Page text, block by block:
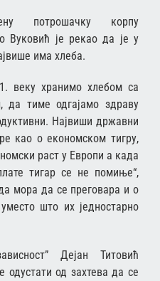
потрошачку корпу
Вуковић је рекао да је у
има хлеба.
веку хранимо хлебом са
тиме одгајамо здраву
Највиши државни
као о економском тигру,
раст у Европи а када
тигар се не помиње“,
мора да се преговара и о
што их једностарно
Дејан Титовић
одустати од захтева да се